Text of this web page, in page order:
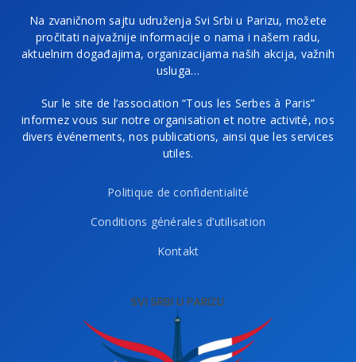
Na zvaničnom sajtu udruženja Svi Srbi u Parizu, možete
pročitati najvažnije informacije o nama i našem radu,
aktuelnim događajima, organizacijama naših akcija, važnih
usluga…
Sur le site de l’association “Tous les Serbes à Paris”
informez vous sur notre organisation et notre activité, nos
divers événements, nos publications, ainsi que les services
utiles.
Politique de confidentialité
Conditions générales d’utilisation
Kontakt